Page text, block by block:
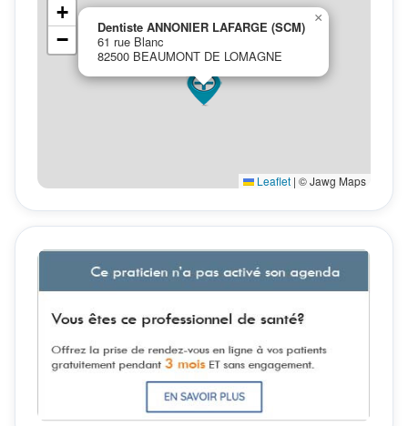
Dentiste ANNONIER LAFARGE (SCM)
61 rue Blanc
82500 BEAUMONT DE LOMAGNE
×
+
−
Leaflet | © Jawg Maps